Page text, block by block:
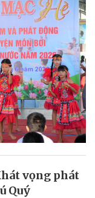
vọng phát
Quý